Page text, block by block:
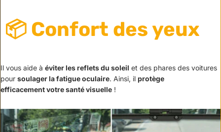
📦 Confort des yeux
Il vous aide à éviter les reflets du soleil et des phares des voitures
pour soulager la fatigue oculaire. Ainsi, il protège
efficacement votre santé visuelle !